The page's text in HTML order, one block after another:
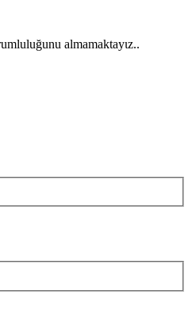
almamaktayιz..